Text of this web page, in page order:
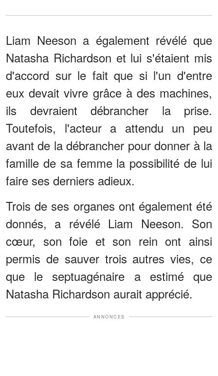
Liam Neeson a également révélé que
Natasha Richardson et lui s'étaient mis
d'accord sur le fait que si l'un d'entre
eux devait vivre grâce à des machines,
ils devraient débrancher la prise.
Toutefois, l'acteur a attendu un peu
avant de la débrancher pour donner à la
famille de sa femme la possibilité de lui
faire ses derniers adieux.
Trois de ses organes ont également été
donnés, a révélé Liam Neeson. Son
cœur, son foie et son rein ont ainsi
permis de sauver trois autres vies, ce
que le septuagénaire a estimé que
Natasha Richardson aurait apprécié.
ANNONCES